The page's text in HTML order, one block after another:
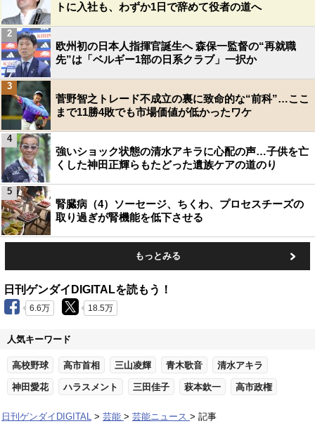
トに入社も、わずか1日で辞めて役者の道へ
欧州初の日本人指揮官誕生へ 森保一監督の“再就職
先”は「ベルギー1部の日系クラブ」一択か
2
菅野智之トレード不成立の裏に致命的な“前科”…ここ
まで11勝4敗でも市場価値が低かったワケ
3
強いショック状態の清水アキラに心配の声…子供を亡
くした神田正輝らもたどった遺族ケアの道のり
4
腎臓病（4）ソーセージ、ちくわ、プロセスチーズの
取り過ぎが腎機能を低下させる
5
もっとみる
日刊ゲンダイDIGITALを読もう！
6.6万 18.5万
人気キーワード
高校野球 高市首相 三山凌輝 青木歌音 清水アキラ
神田愛花 ハラスメント 三田佳子 萩本欽一 高市政権
日刊ゲンダイDIGITAL 芸能 芸能ニュース 記事